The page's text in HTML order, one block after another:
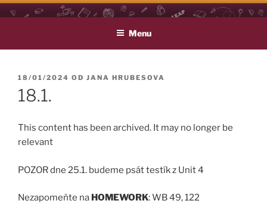
Přejít
k
webu
LEAP
Life Long English Achievement Project
Menu
PUBLIKOVÁNO
18/01/2024 OD JANA HRUBESOVA
18.1.
This content has been archived. It may no longer be
relevant
POZOR dne 25.1. budeme psát testík z Unit 4
Nezapomeňte na HOMEWORK: WB 49, 122